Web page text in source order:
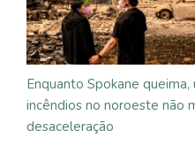
Enquanto Spokane
incêndios no noroeste não
desaceleração